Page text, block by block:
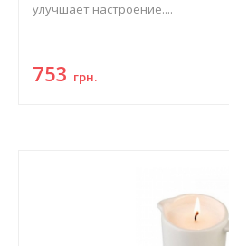
улучшает настроение....
753 грн.